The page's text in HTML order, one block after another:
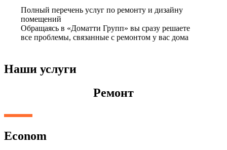
Полный перечень услуг по ремонту и дизайну
помещений
Обращаясь в «Доматти Групп» вы сразу решаете
все проблемы, связанные с ремонтом у вас дома
Наши услуги
Ремонт
Econom